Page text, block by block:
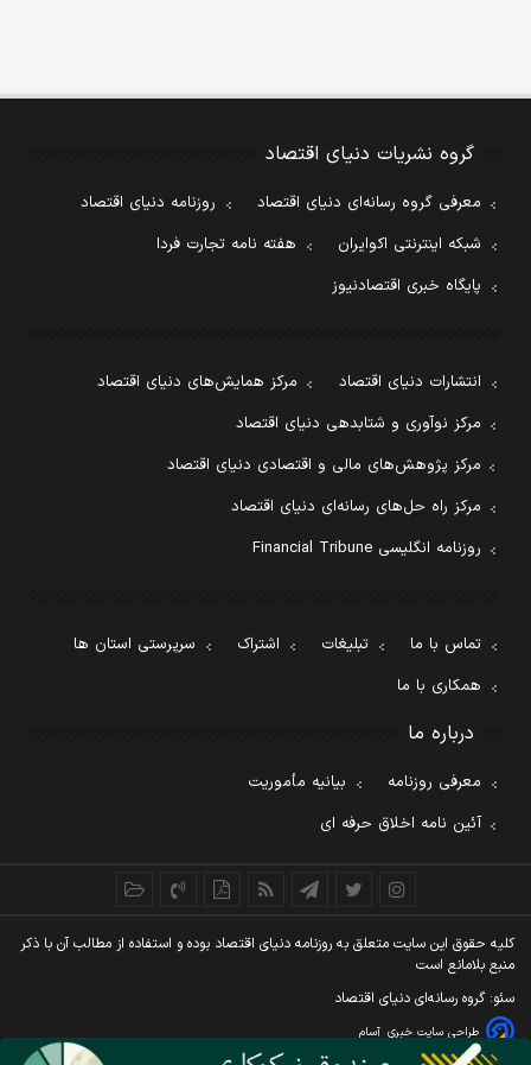
گروه نشریات دنیای اقتصاد
معرفی گروه رسانه‌ای دنیای اقتصاد
روزنامه دنیای اقتصاد
شبکه اینترنتی اکوایران
هفته نامه تجارت فردا
پایگاه خبری اقتصادنیوز
انتشارات دنیای اقتصاد
مرکز همایش‌های دنیای اقتصاد
مرکز نوآوری و شتابدهی دنیای اقتصاد
مرکز پژوهش‌های مالی و اقتصادی دنیای اقتصاد
مرکز راه حل‌های رسانه‌ای دنیای اقتصاد
روزنامه انگلیسی Financial Tribune
تماس با ما تبلیغات اشتراک
سرپرستی استان ها
همکاری با ما
درباره ما
معرفی روزنامه
بیانیه مأموریت
آئین نامه اخلاق حرفه ای
کليه حقوق اين سايت متعلق به روزنامه دنيای اقتصاد بوده و استفاده از مطالب آن با ذکر
منبع بلامانع است
سئو: گروه رسانه‌ای دنیای اقتصاد
طراحی سایت خبری آسام